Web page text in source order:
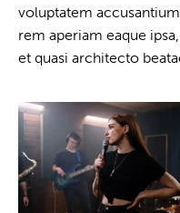
voluptatem
rem aperiam eaque
et quasi architecto